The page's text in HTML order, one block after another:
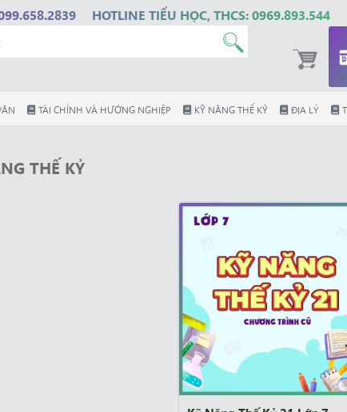
HOTLINE TIỂU HỌC, THCS: 0969.893.544
TÀI CHÍNH VÀ HƯỚNG NGHIỆP KỸ NĂNG THẾ KỶ ĐỊA LÝ
THẾ KỶ